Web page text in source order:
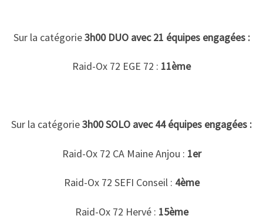
Sur la catégorie3h00 DUO avec 21 équipes engagées :
Raid-Ox 72 EGE 72 : 11ème
Sur la catégorie3h00 SOLO avec 44 équipes engagées :
Raid-Ox 72 CA Maine Anjou : 1er
Raid-Ox 72 SEFI Conseil : 4ème
Raid-Ox 72 Hervé : 15ème